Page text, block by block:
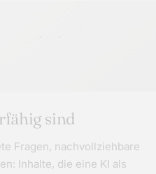
sind
Fragen, nachvollziehbare
Inhalte, die eine KI als